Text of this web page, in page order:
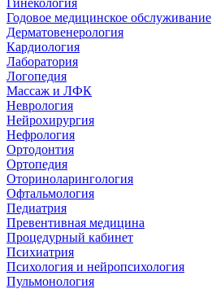
Гинекология
Годовое медицинское обслуживание
Дерматовенерология
Кардиология
Лаборатория
Логопедия
Массаж и ЛФК
Неврология
Нейрохирургия
Нефрология
Ортодонтия
Ортопедия
Оториноларингология
Офтальмология
Педиатрия
Превентивная медицина
Процедурный кабинет
Психиатрия
Психология и нейропсихология
Пульмонология